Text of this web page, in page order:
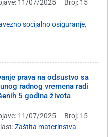
11/07/2025
Broj: 15
socijalno osiguranje,
prava na odsustvo sa
radnog vremena radi
5 godina života
11/07/2025
Broj: 15
Zaštita materinstva